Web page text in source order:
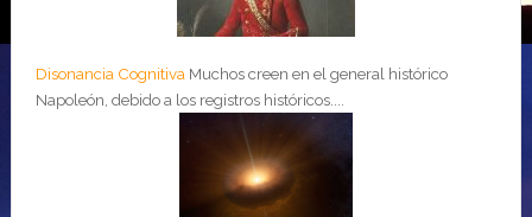
Disonancia Cognitiva Muchos creen en el general histórico
Napoleón, debido a los registros históricos....